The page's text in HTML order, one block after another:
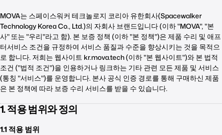
MOVA는 스페이스워커 테크놀로지 코리아 유한회사(Spacewalker
Technology Korea Co., Ltd.)의 자회사 브랜드입니다 (이하 "MOVA", "본
사" 또는 "우리"라고 함). 본 보증 정책 (이하 "본 정책")은 제품 수리 및 애프
터서비스 조건을 규정하여 서비스 품질과 수준을 향상시키는 것을 목적으
로 합니다. 저희는 웹사이트 kr.mova.tech (이하 "본 웹사이트")와 본 법적
조건 ("법적 조건")을 인용하거나 링크하는 기타 관련 모든 제품 및 서비스
(통칭 "서비스")를 운영합니다. 본사 공식 인증 경로를 통해 구매하신 제품
은 본 정책에 따라 보증 수리 서비스를 받을 수 있습니다.
1. 적용 범위와 정의
1.1 적용 범위